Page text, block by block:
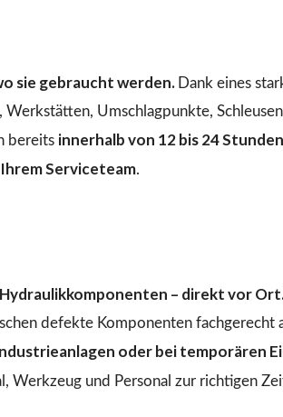
sie gebraucht werden. Dank eines
Umschlagpunkte,
bereits innerhalb von 12 bis 24 Stunden
Serviceteam.
– direkt vor
defekte Komponenten fachgerecht
oder bei temporären
Werkzeug und Personal zur richtigen